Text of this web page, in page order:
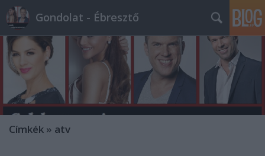
Gondolat - Ébresztő
Címkék » atv